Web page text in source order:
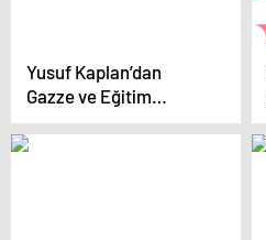
Yusuf Kaplan’dan
Gazze ve Eğitim
Eleştirisi